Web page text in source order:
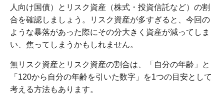
人向け国債）とリスク資産（株式・投資信託など）の割
合を確認しましょう。リスク資産が多すぎると、今回の
ような暴落があった際にその分大きく資産が減ってしま
い、焦ってしまうかもしれません。
無リスク資産とリスク資産の割合は、「自分の年齢」と
「120から自分の年齢を引いた数字」を1つの目安として
考える方法もあります。